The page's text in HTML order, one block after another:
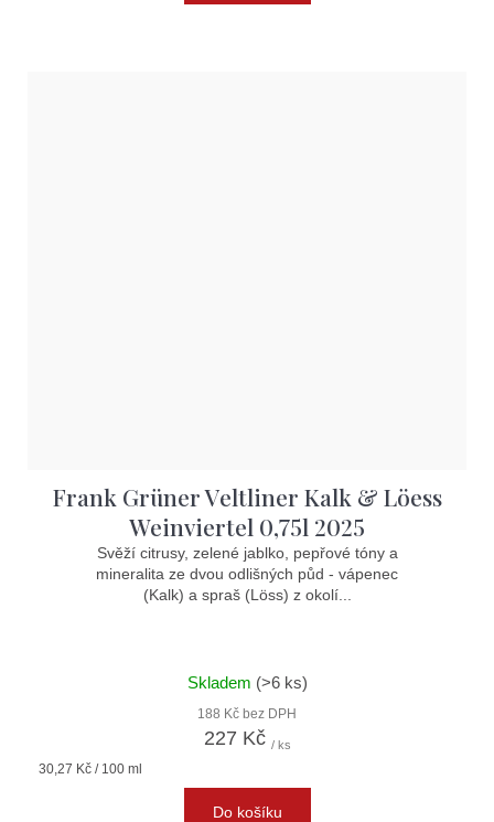
Frank Grüner Veltliner Kalk & Löess
Weinviertel 0,75l 2025
Svěží citrusy, zelené jablko, pepřové tóny a
mineralita ze dvou odlišných půd - vápenec
(Kalk) a spraš (Löss) z okolí...
Skladem (>6 ks)
188 Kč bez DPH
227 Kč / ks
Měrná
30,27 Kč / 100 ml
Do košíku